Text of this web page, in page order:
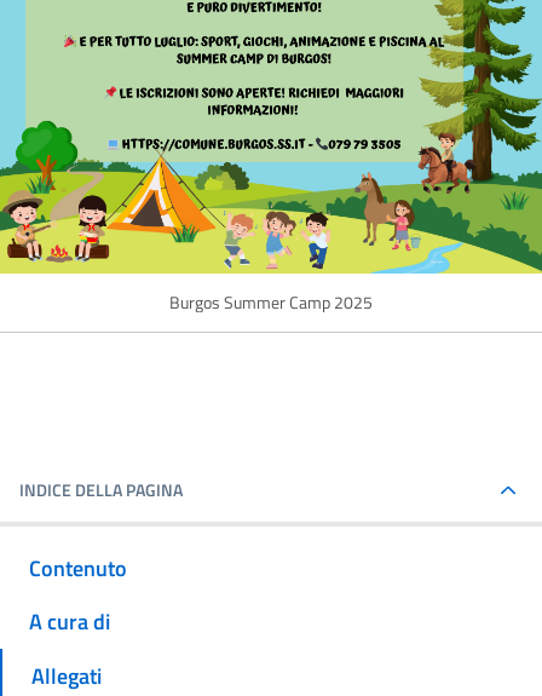
Burgos Summer Camp 2025
INDICE DELLA PAGINA
Contenuto
A cura di
Allegati